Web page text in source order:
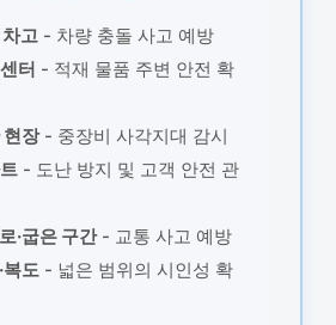
고 - 차량 충돌 사고 예방
터 - 적재 물품 주변 안전 확
현장- 중장비 사각지대 감시
- 도난 방지 및 고객 안전 관
·굽은 구간- 교통 사고 예방
복도 - 넓은 범위의 시인성 확